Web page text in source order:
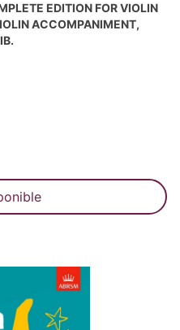
EDITION FOR VIOLIN
ACCOMPANIMENT,